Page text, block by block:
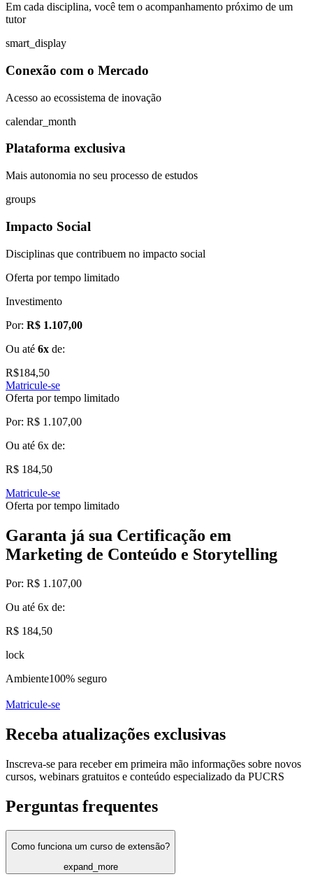
Em cada disciplina, você tem o acompanhamento próximo de um
tutor
smart_display
Conexão com o Mercado
Acesso ao ecossistema de inovação
calendar_month
Plataforma exclusiva
Mais autonomia no seu processo de estudos
groups
Impacto Social
Disciplinas que contribuem no impacto social
Oferta por tempo limitado
Investimento
Por: R$ 1.107,00
Ou até 6x de:
R$184,50
Matricule-se
Oferta por tempo limitado
Por: R$ 1.107,00
Ou até 6x de:
R$ 184,50
Matricule-se
Oferta por tempo limitado
Garanta já sua Certificação em
Marketing de Conteúdo e Storytelling
Por: R$ 1.107,00
Ou até 6x de:
R$ 184,50
lock
Ambiente100% seguro
Matricule-se
Receba atualizações exclusivas
Inscreva-se para receber em primeira mão informações sobre novos
cursos, webinars gratuitos e conteúdo especializado da PUCRS
Perguntas frequentes
Como funciona um curso de extensão?
expand_more